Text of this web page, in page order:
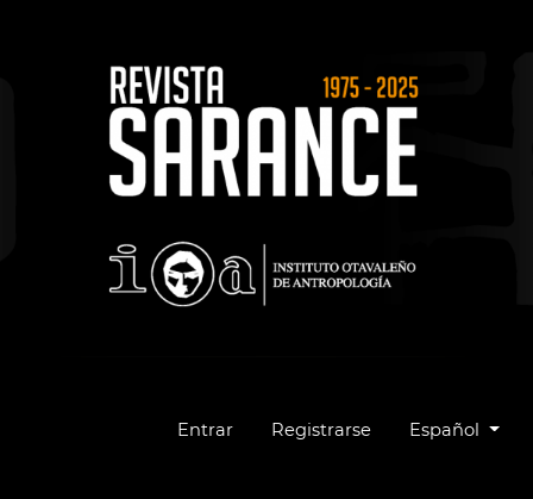
Entrar Registrarse Cambiar el
Español